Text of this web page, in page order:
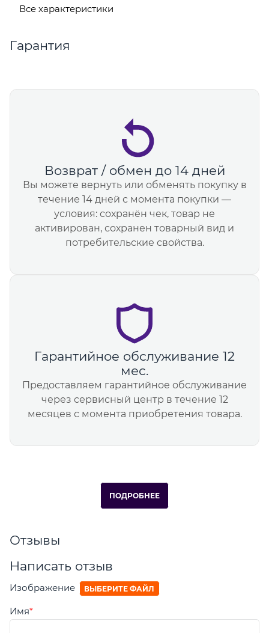
Все характеристики
Гарантия
Возврат / обмен до 14 дней
Вы можете вернуть или обменять покупку в
течение 14 дней с момента покупки —
условия: сохранён чек, товар не
активирован, сохранен товарный вид и
потребительские свойства.
Гарантийное обслуживание 12
мес.
Предоставляем гарантийное обслуживание
через сервисный центр в течение 12
месяцев с момента приобретения товара.
ПОДРОБНЕЕ
Отзывы
Написать отзыв
Изображение ВЫБЕРИТЕ ФАЙЛ
Имя